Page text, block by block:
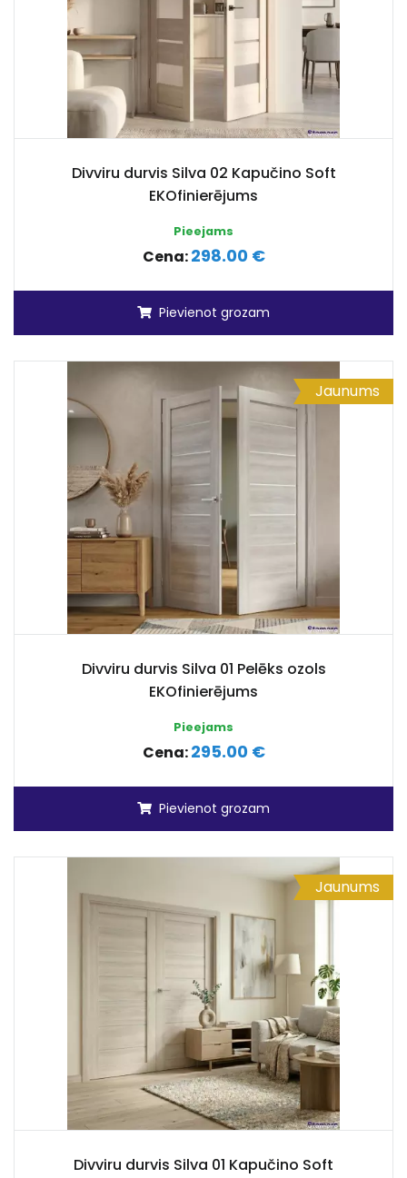
Divviru durvis Silva 02 Kapučino Soft
EKOfinierējums
Pieejams
Cena:298.00 €
Pievienot grozam
Jaunums
Divviru durvis Silva 01 Pelēks ozols
EKOfinierējums
Pieejams
Cena:295.00 €
Pievienot grozam
Jaunums
Divviru durvis Silva 01 Kapučino Soft